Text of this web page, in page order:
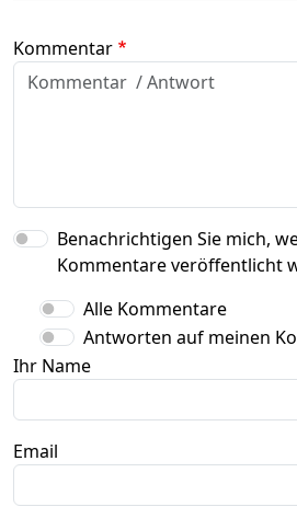
Kommentar
Benachrichtigen Sie mich,
Kommentare veröffentlicht
Alle Kommentare
Antworten auf meinen
Ihr Name
Email